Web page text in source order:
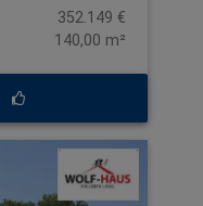
352.149 €
140,00 m²